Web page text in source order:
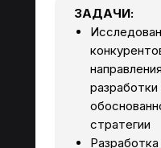
ЗАДАЧИ:
стратегии
Разработка